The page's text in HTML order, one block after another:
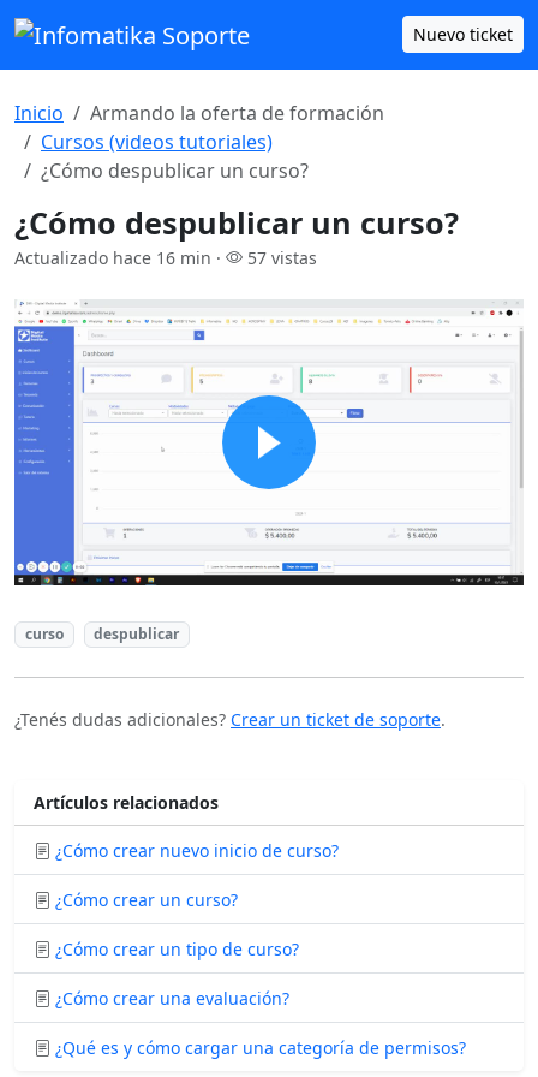
Nuevo ticket
Inicio
Armando la oferta de formación
Cursos (videos tutoriales)
¿Cómo despublicar un curso?
¿Cómo despublicar un curso?
Actualizado hace 16 min · 57 vistas
curso despublicar
¿Tenés dudas adicionales? Crear un ticket de soporte.
Artículos relacionados
¿Cómo crear nuevo inicio de curso?
¿Cómo crear un curso?
¿Cómo crear un tipo de curso?
¿Cómo crear una evaluación?
¿Qué es y cómo cargar una categoría de permisos?